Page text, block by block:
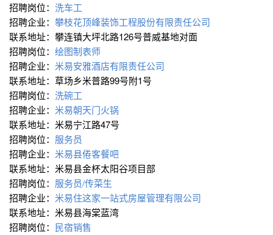
招聘岗位： 洗车工
招聘企业： 攀枝花顶峰装饰工程股份有限责任公司
联系地址：攀连镇大坪北路126号普威基地对面
招聘岗位： 绘图制表师
招聘企业： 米易安雅酒店有限责任公司
联系地址：草场乡米普路99号附1号
招聘岗位： 洗碗工
招聘企业： 米易朝天门火锅
联系地址：米易宁江路47号
招聘岗位： 服务员
招聘企业： 米易县倦客餐吧
联系地址：米易县金杯太阳谷项目部
招聘岗位： 服务员/传菜生
招聘企业： 米易住这家一站式房屋管理有限公司
联系地址：米易县海棠蓝湾
招聘岗位： 民宿销售